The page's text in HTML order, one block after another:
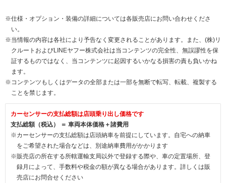
※仕様・オプション・装備の詳細については各販売店にお問い合わせくださ
い。
※当情報の内容は各社により予告なく変更されることがあります。また、(株)リ
クルートおよびLINEヤフー株式会社は当コンテンツの完全性、無誤謬性を保
証するものではなく、当コンテンツに起因するいかなる損害の責も負いかね
ます。
※コンテンツもしくはデータの全部または一部を無断で転写、転載、複製する
ことを禁じます。
カーセンサーの支払総額は店頭乗り出し価格です
支払総額（税込） ＝ 車両本体価格＋諸費用
※カーセンサーの支払総額は店頭納車を前提にしています。自宅への納車
をご希望された場合などは、別途納車費用がかかります
※販売店の所在する所轄運輸支局以外で登録する際や、車の定置場所、登
録月によって、手数料や税金の額が異なる場合があります。詳しくは販
売店にお問合せください